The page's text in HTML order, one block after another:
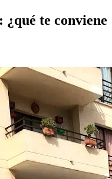
te conviene